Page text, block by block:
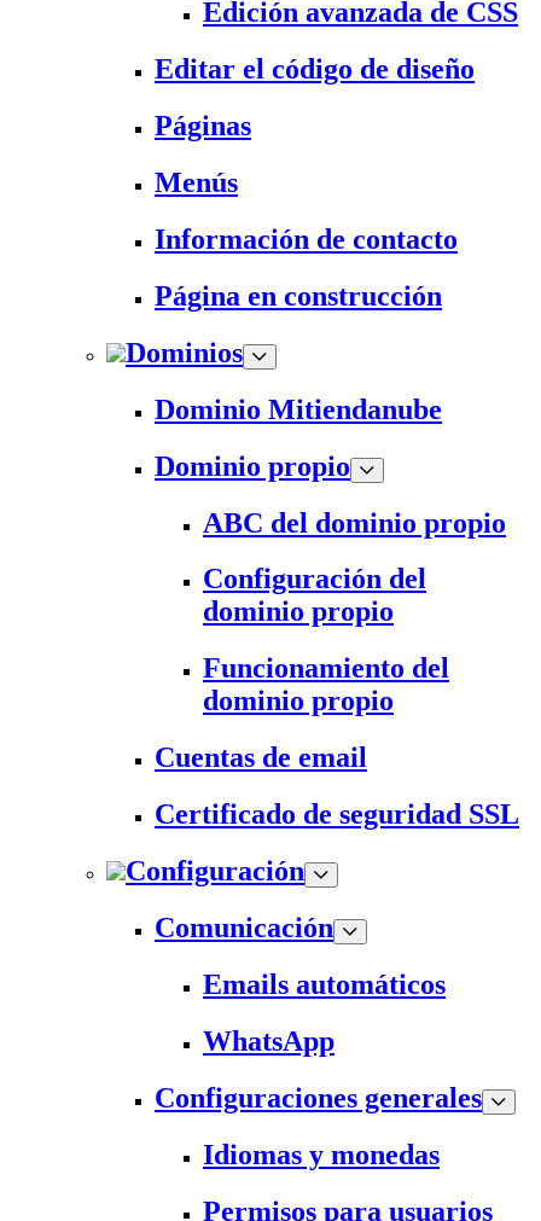
Edición avanzada de CSS
Editar el código de diseño
Páginas
Menús
Información de contacto
Página en construcción
Dominios
Dominio Mitiendanube
Dominio propio
ABC del dominio propio
Configuración del
dominio propio
Funcionamiento del
dominio propio
Cuentas de email
Certificado de seguridad SSL
Configuración
Comunicación
Emails automáticos
WhatsApp
Configuraciones generales
Idiomas y monedas
Permisos para usuarios